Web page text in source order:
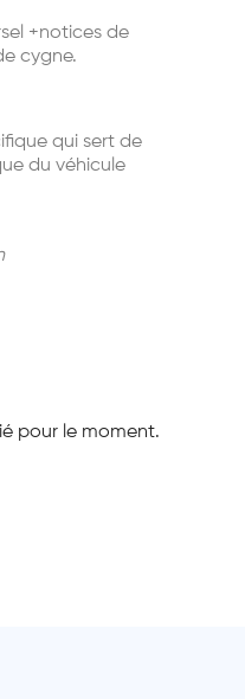
+notices de
cygne.
qui sert de
du véhicule
pour le moment.